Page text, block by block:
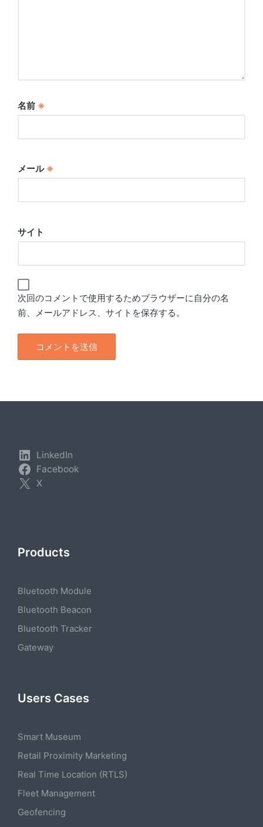
名前 ※
メール ※
サイト
次回のコメントで使用するためブラウザーに自分の名
前、メールアドレス、サイトを保存する。
LinkedIn
Facebook
X
Products
Bluetooth Module
Bluetooth Beacon
Bluetooth Tracker
Gateway
Users Cases
Smart Museum
Retail Proximity Marketing
Real Time Location (RTLS)
Fleet Management
Geofencing